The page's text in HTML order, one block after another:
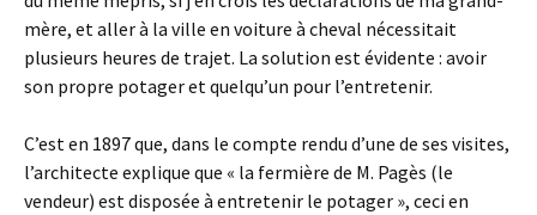
mère, et aller à la ville en voiture à cheval nécessitait
plusieurs heures de trajet. La solution est évidente : avoir
son propre potager et quelqu’un pour l’entretenir.
C’est en 1897 que, dans le compte rendu d’une de ses visites,
l’architecte explique que « la fermière de M. Pagès (le
vendeur) est disposée à entretenir le potager », ceci en